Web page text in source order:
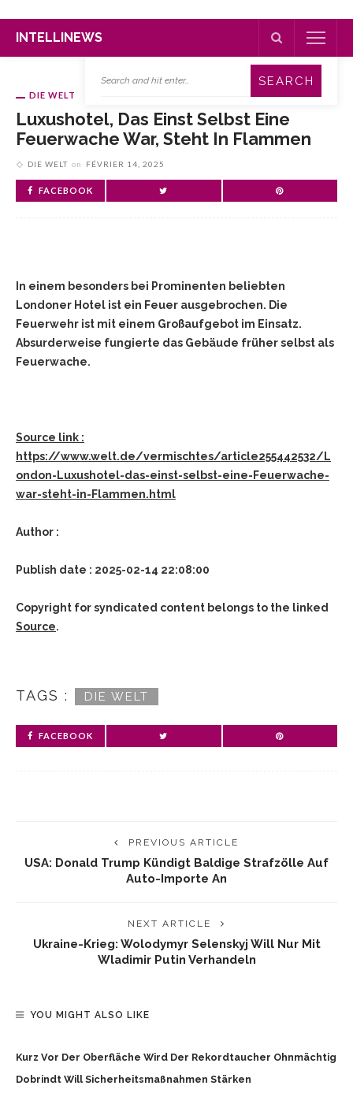
INTELLINEWS
DIE WELT
Luxushotel, Das Einst Selbst Eine
Feuerwache War, Steht In Flammen
DIE WELT on FÉVRIER 14, 2025
FACEBOOK
In einem besonders bei Prominenten beliebten
Londoner Hotel ist ein Feuer ausgebrochen. Die
Feuerwehr ist mit einem Großaufgebot im Einsatz.
Absurderweise fungierte das Gebäude früher selbst als
Feuerwache.
Source link :
https://www.welt.de/vermischtes/article255442532/L
ondon-Luxushotel-das-einst-selbst-eine-Feuerwache-
war-steht-in-Flammen.html
Author :
Publish date : 2025-02-14 22:08:00
Copyright for syndicated content belongs to the linked
Source.
TAGS : DIE WELT
FACEBOOK
PREVIOUS ARTICLE
USA: Donald Trump Kündigt Baldige Strafzölle Auf
Auto-Importe An
NEXT ARTICLE
Ukraine-Krieg: Wolodymyr Selenskyj Will Nur Mit
Wladimir Putin Verhandeln
YOU MIGHT ALSO LIKE
Kurz Vor Der Oberfläche Wird Der Rekordtaucher Ohnmächtig
Dobrindt Will Sicherheitsmaßnahmen Stärken